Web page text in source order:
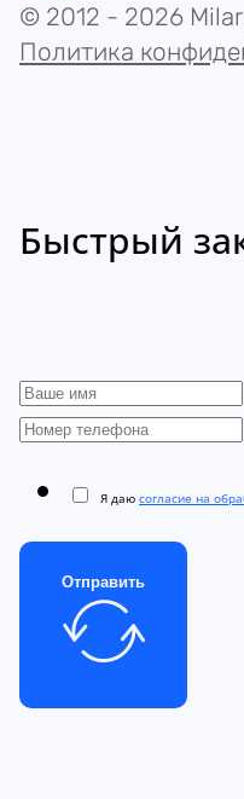
© 2012 - 2026
Политика
Быстрый
Я даю согласие на
Отправить